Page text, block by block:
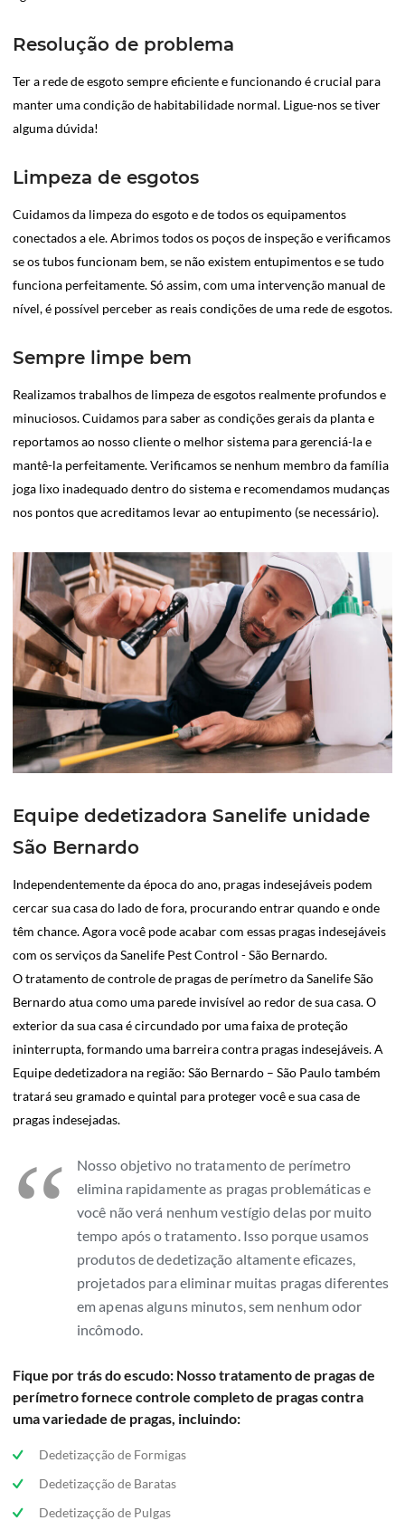
Resolução de problema
Ter a rede de esgoto sempre eficiente e funcionando é crucial para
manter uma condição de habitabilidade normal. Ligue-nos se tiver
alguma dúvida!
Limpeza de esgotos
Cuidamos da limpeza do esgoto e de todos os equipamentos
conectados a ele. Abrimos todos os poços de inspeção e verificamos
se os tubos funcionam bem, se não existem entupimentos e se tudo
funciona perfeitamente. Só assim, com uma intervenção manual de
nível, é possível perceber as reais condições de uma rede de esgotos.
Sempre limpe bem
Realizamos trabalhos de limpeza de esgotos realmente profundos e
minuciosos. Cuidamos para saber as condições gerais da planta e
reportamos ao nosso cliente o melhor sistema para gerenciá-la e
mantê-la perfeitamente. Verificamos se nenhum membro da família
joga lixo inadequado dentro do sistema e recomendamos mudanças
nos pontos que acreditamos levar ao entupimento (se necessário).
Equipe dedetizadora Sanelife unidade
São Bernardo
Independentemente da época do ano, pragas indesejáveis podem
cercar sua casa do lado de fora, procurando entrar quando e onde
têm chance. Agora você pode acabar com essas pragas indesejáveis
com os serviços da Sanelife Pest Control - São Bernardo.
O tratamento de controle de pragas de perímetro da Sanelife São
Bernardo atua como uma parede invisível ao redor de sua casa. O
exterior da sua casa é circundado por uma faixa de proteção
ininterrupta, formando uma barreira contra pragas indesejáveis. A
Equipe dedetizadora na região: São Bernardo – São Paulo também
tratará seu gramado e quintal para proteger você e sua casa de
pragas indesejadas.
“
Nosso objetivo no tratamento de perímetro
elimina rapidamente as pragas problemáticas e
você não verá nenhum vestígio delas por muito
tempo após o tratamento. Isso porque usamos
produtos de dedetização altamente eficazes,
projetados para eliminar muitas pragas diferentes
em apenas alguns minutos, sem nenhum odor
incômodo.
Fique por trás do escudo: Nosso tratamento de pragas de
perímetro fornece controle completo de pragas contra
uma variedade de pragas, incluindo:
Dedetizaçção de Formigas
Dedetizaçção de Baratas
Dedetizaçção de Pulgas